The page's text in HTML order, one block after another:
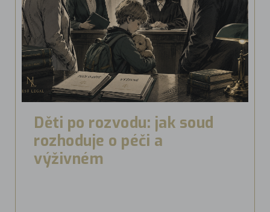
Děti po rozvodu: jak soud
rozhoduje o péči a
výživném